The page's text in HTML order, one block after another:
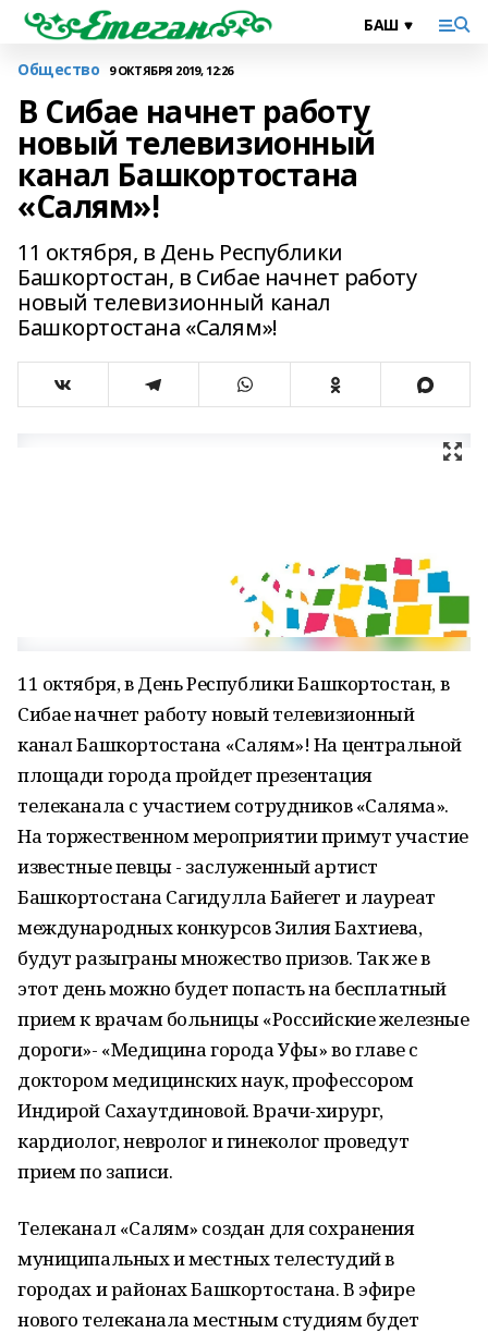
Общество 9 ОКТЯБРЯ 2019, 12:26
В Сибае начнет работу
новый телевизионный
канал Башкортостана
«Салям»!
11 октября, в День Республики
Башкортостан, в Сибае начнет работу
новый телевизионный канал
Башкортостана «Салям»!
11 октября, в День Республики Башкортостан, в
Сибае начнет работу новый телевизионный
канал Башкортостана «Салям»! На центральной
площади города пройдет презентация
телеканала с участием сотрудников «Саляма».
На торжественном мероприятии примут участие
известные певцы - заслуженный артист
Башкортостана Сагидулла Байегет и лауреат
международных конкурсов Зилия Бахтиева,
будут разыграны множество призов. Так же в
этот день можно будет попасть на бесплатный
прием к врачам больницы «Российские железные
дороги»- «Медицина города Уфы» во главе с
доктором медицинских наук, профессором
Индирой Сахаутдиновой. Врачи-хирург,
кардиолог, невролог и гинеколог проведут
прием по записи.
Телеканал «Салям» создан для сохранения
муниципальных и местных телестудий в
городах и районах Башкортостана. В эфире
нового телеканала местным студиям будет